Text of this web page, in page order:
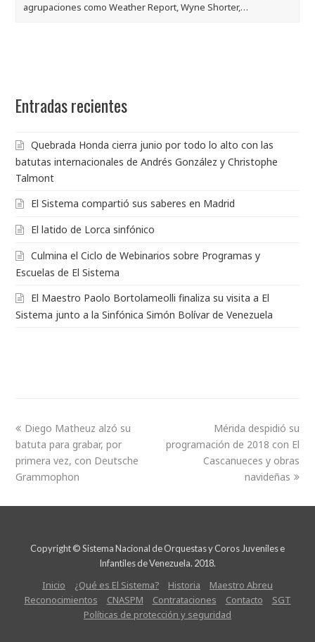
agrupaciones como Weather Report, Wyne Shorter,…
Entradas recientes
Quebrada Honda cierra junio por todo lo alto con las
batutas internacionales de Andrés González y Christophe
Talmont
El Sistema compartió sus saberes en Madrid
El latido de Lorca sinfónico
Culmina el Ciclo de Webinarios sobre Programas y
Escuelas de El Sistema
El Maestro Paolo Bortolameolli finaliza su visita a El
Sistema junto a la Sinfónica Simón Bolívar de Venezuela
Diego Matheuz alzó su
batuta para grabar, por
primera vez, con Deutsche
Grammophon
Mérida despidió su
programación de 2018 con El
Cascanueces y obras
navideñas
Copyright © Sistema Nacional de Orquestas y Coros Juveniles e
Infantiles de Venezuela. 2018.
Inicio ¿Qué es El Sistema? Historia
Maestro Abreu
Reconocimientos
CNASPM Contrataciones Contacto
SGT
Políticas de protección y seguridad